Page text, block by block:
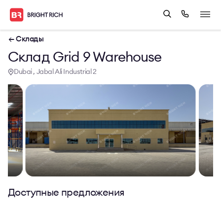
← Склады
Склад Grid 9 Warehouse
Dubai , Jabal Ali Industrial 2
Доступные предложения